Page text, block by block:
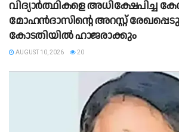
വിദ്യാർത്ഥികളെ അധിക്ഷേപിച്ച
മോഹൻദാസിന്റെ അറസ്റ്റ്
കോടതിയിൽ ഹാജരാക്കും
AUGUST 10, 2026 20